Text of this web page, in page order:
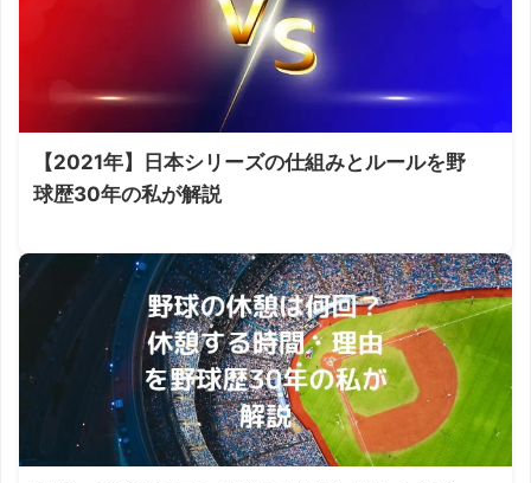
【2021年】日本シリーズの仕組みとルールを野
球歴30年の私が解説